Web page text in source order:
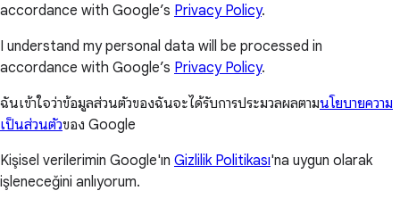
accordance with Google’s Privacy Policy.
I understand my personal data will be processed in
accordance with Google’s Privacy Policy.
ฉันเข้าใจว่าข้อมูลส่วนตัวของฉันจะได้รับการประมวลผลตามนโยบายความ
เป็นส่วนตัวของ Google
Kişisel verilerimin Google'ın Gizlilik Politikası'na uygun olarak
işleneceğini anlıyorum.